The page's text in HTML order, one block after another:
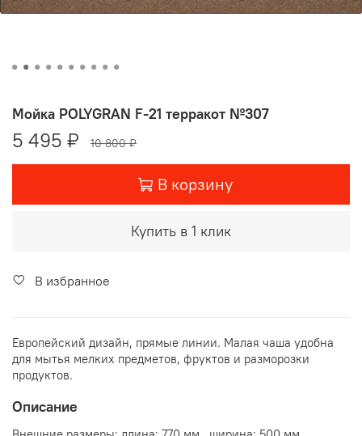
Мойка POLYGRAN F-21 терракот №307
5 495 ₽ 10 800 ₽
В корзину
Купить в 1 клик
В избранное
Европейский дизайн, прямые линии. Малая чаша удобна
для мытья мелких предметов, фруктов и разморозки
продуктов.
Описание